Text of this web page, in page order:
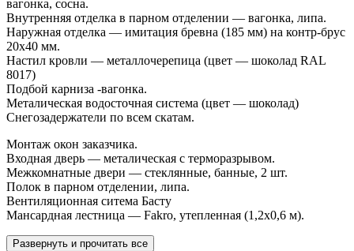
вагонка, сосна.
Внутренняя отделка в парном отделении — вагонка, липа.
Наружная отделка — имитация бревна (185 мм) на контр-брус
20х40 мм.
Настил кровли — металлочерепица (цвет — шоколад RAL
8017)
Подбой карниза -вагонка.
Металическая водосточная система (цвет — шоколад)
Снегозадержатели по всем скатам.
Монтаж окон заказчика.
Входная дверь — металическая с терморазрывом.
Межкомнатные двери — стеклянные, банные, 2 шт.
Полок в парном отделении, липа.
Вентиляционная ситема Басту
Мансардная лестница — Fakro, утепленная (1,2х0,6 м).
Развернуть и прочитать все